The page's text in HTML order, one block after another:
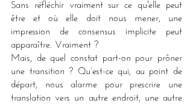
Sans réfléchir vraiment sur ce qu'elle peut
être et où elle doit nous mener, une
impression de consensus implicite peut
apparaître. Vraiment ?
Mais, de quel constat part-on pour prôner
une transition ? Qu’est-ce qui, au point de
départ, nous alarme pour prescrire une
translation vers un autre endroit, une autre